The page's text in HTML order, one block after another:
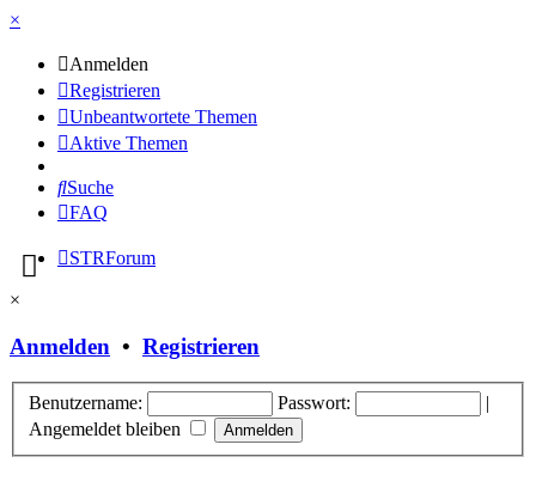
×
Anmelden
Registrieren
Unbeantwortete Themen
Aktive Themen
Suche
FAQ
STRForum
×
Anmelden • Registrieren
Benutzername: Passwort:
|
Angemeldet bleiben